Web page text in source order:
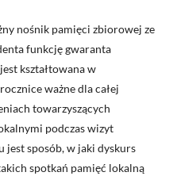
nośnik pamięci zbiorowej ze
funkcję gwaranta
kształtowana w
ważne dla całej
towarzyszących
podczas wizyt
jest sposób, w jaki dyskurs
spotkań pamięć lokalną